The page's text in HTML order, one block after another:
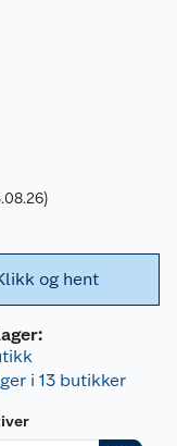
og hent
i 13 butikker